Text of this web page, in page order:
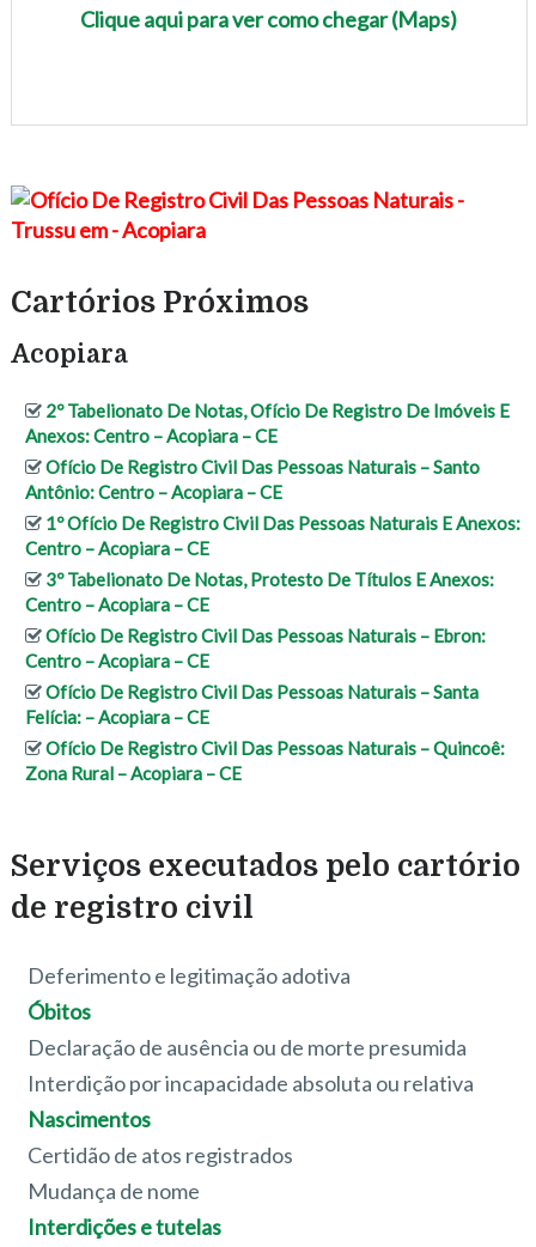
Clique aqui para ver como chegar (Maps)
Cartórios Próximos
Acopiara
2º Tabelionato De Notas, Ofício De Registro De Imóveis E
Anexos: Centro – Acopiara – CE
Ofício De Registro Civil Das Pessoas Naturais – Santo
Antônio: Centro – Acopiara – CE
1º Ofício De Registro Civil Das Pessoas Naturais E Anexos:
Centro – Acopiara – CE
3º Tabelionato De Notas, Protesto De Títulos E Anexos:
Centro – Acopiara – CE
Ofício De Registro Civil Das Pessoas Naturais – Ebron:
Centro – Acopiara – CE
Ofício De Registro Civil Das Pessoas Naturais – Santa
Felícia: – Acopiara – CE
Ofício De Registro Civil Das Pessoas Naturais – Quincoê:
Zona Rural – Acopiara – CE
Serviços executados pelo cartório
de registro civil
Deferimento e legitimação adotiva
Óbitos
Declaração de ausência ou de morte presumida
Interdição por incapacidade absoluta ou relativa
Nascimentos
Certidão de atos registrados
Mudança de nome
Interdições e tutelas